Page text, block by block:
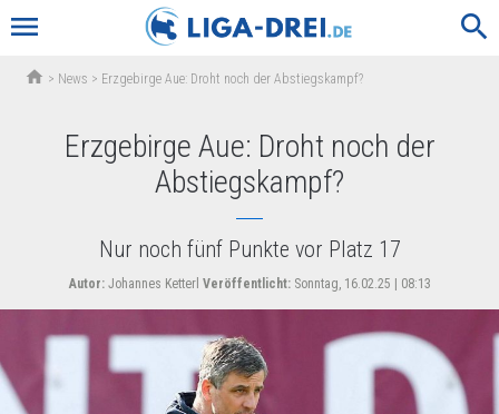
menu search
home > News > Erzgebirge Aue: Droht noch der Abstiegskampf?
Erzgebirge Aue: Droht noch der
Abstiegskampf?
Nur noch fünf Punkte vor Platz 17
Autor:Johannes Ketterl Veröffentlicht:Sonntag, 16.02.25 | 08:13